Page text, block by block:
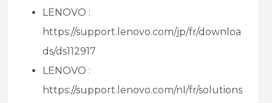
LENOVO :
https://support.lenovo.com/jp/fr/downloa
ds/ds112917
LENOVO :
https://support.lenovo.com/nl/fr/solutions